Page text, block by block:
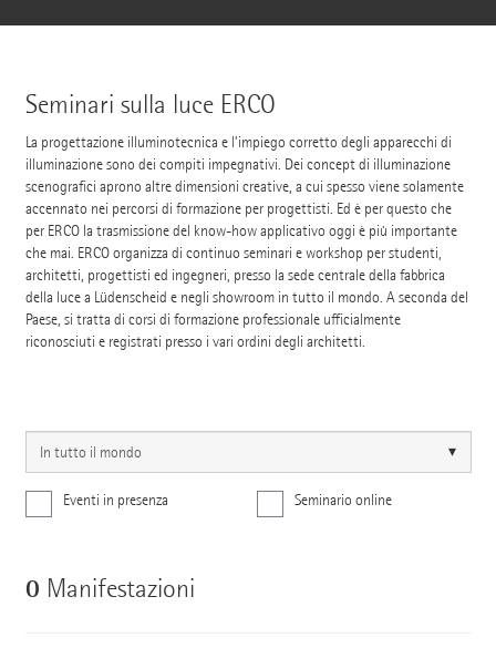
Seminari sulla luce ERCO
La progettazione illuminotecnica e l’impiego corretto degli apparecchi di
illuminazione sono dei compiti impegnativi. Dei concept di illuminazione
scenografici aprono altre dimensioni creative, a cui spesso viene solamente
accennato nei percorsi di formazione per progettisti. Ed è per questo che
per ERCO la trasmissione del know-how applicativo oggi è più importante
che mai. ERCO organizza di continuo seminari e workshop per studenti,
architetti, progettisti ed ingegneri, presso la sede centrale della fabbrica
della luce a Lüdenscheid e negli showroom in tutto il mondo. A seconda del
Paese, si tratta di corsi di formazione professionale ufficialmente
riconosciuti e registrati presso i vari ordini degli architetti.
Eventi in presenza Seminario online
0 Manifestazioni